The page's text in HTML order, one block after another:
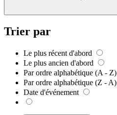
Trier par
Le plus récent d'abord
Le plus ancien d'abord
Par ordre alphabétique (A - Z)
Par ordre alphabétique (Z - A)
Date d'événement